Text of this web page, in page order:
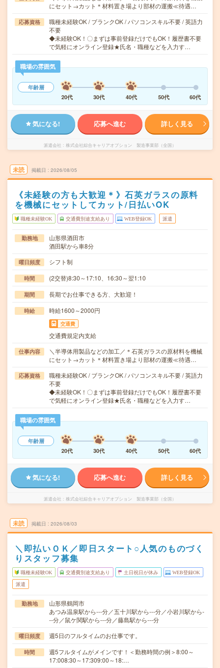
にセット→カット＊材料置き場より部材の運搬≪待遇…
応募資格
職種未経験OK / ブランクOK / パソコンスキル不要 / 英語力
不要
◆未経験OK！〇まずは事前登録だけでもOK！履歴書不要
で気軽にオンライン登録★氏名・職種などを入力す…
職場の雰囲気
年齢層
20代
30代 40代 50代 60代
気になる! 応募へ進む 詳しく見る
派遣会社 株式会社綜合キャリアオプション 製造事業部（全国）
未読 掲載日 2026/08/05
《未経験の方も大歓迎＊》石英ガラスの原料
を機械にセットしてカット/日払いOK
職種未経験OK 交通費別途支給あり WEB登録OK 派遣
勤務地
山形県酒田市
酒田駅から車8分
曜日頻度 シフト制
時間 (2交替)8:30～17:10、16:30～翌1:10
期間 長期でお仕事できる方、大歓迎！
時給 時給1600～2000円
交通費
交通費規定内支給
仕事内容
＼半導体用製品などの加工／＊石英ガラスの原材料を機械
にセット→カット＊材料置き場より部材の運搬≪待遇…
応募資格
職種未経験OK / ブランクOK / パソコンスキル不要 / 英語力
不要
◆未経験OK！〇まずは事前登録だけでもOK！履歴書不要
で気軽にオンライン登録★氏名・職種などを入力す…
職場の雰囲気
年齢層
20代
30代 40代 50代 60代
気になる! 応募へ進む 詳しく見る
派遣会社 株式会社綜合キャリアオプション 製造事業部（全国）
未読 掲載日 2026/08/03
＼即払いＯＫ／即日スタート○人気のものづく
りスタッフ募集
職種未経験OK 交通費別途支給あり 土日祝日が休み WEB登録OK
派遣
勤務地
山形県鶴岡市
あつみ温泉駅から---分／五十川駅から---分／小岩川駅から-
--分／鼠ケ関駅から---分／藤島駅から---分
曜日頻度 週5日のフルタイムのお仕事です。
時間
週5フルタイムがメインです！＜勤務時間の例＞8:00～
17:008:30～17:309:00～18:…